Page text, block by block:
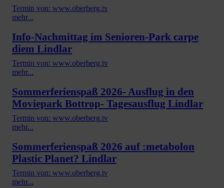
Termin von: www.oberberg.tv
mehr...
Info-Nachmittag im Senioren-Park carpe
diem Lindlar
Termin von: www.oberberg.tv
mehr...
Sommerferienspaß 2026- Ausflug in den
Moviepark Bottrop- Tagesausflug Lindlar
Termin von: www.oberberg.tv
mehr...
Sommerferienspaß 2026 auf :metabolon
Plastic Planet? Lindlar
Termin von: www.oberberg.tv
mehr...